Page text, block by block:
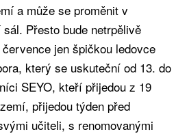
a může se proměnit v
Přesto bude netrpělivě
jen špičkou ledovce
který se uskuteční od 13. do
SEYO, kteří přijedou z 19
přijedou týden před
učiteli, s renomovanými